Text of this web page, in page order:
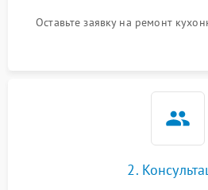
Оставьте заявку на ремонт
2.